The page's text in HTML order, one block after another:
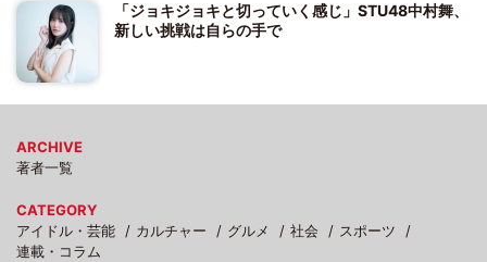
「ジョキジョキと切っていく感じ」STU48中村舞、
新しい挑戦は自らの手で
ARCHIVE
著者一覧
CATEGORY
アイドル・芸能
カルチャー グルメ 社会
スポーツ
連載・コラム